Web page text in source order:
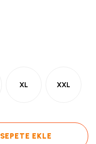
XL XXL
SEPETE EKLE